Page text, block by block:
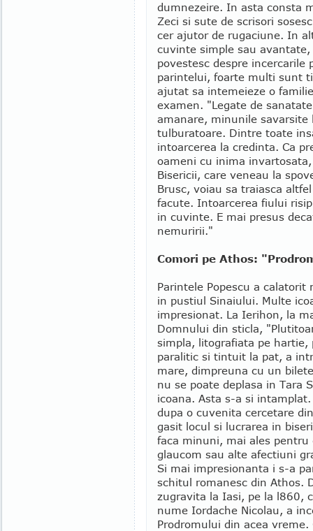
dumnezeire. In asta consta
Zeci si sute de scrisori
cer ajutor de rugaciune. In
cuvinte simple sau
povestesc despre
parintelui, foarte multi sunt
ajutat sa intemeieze o
examen. "Legate de
amanare, minunile savarsite
tulburatoare. Dintre toate
intoarcerea la credinta. Ca
oameni cu inima
Bisericii, care veneau la
Brusc, voiau sa traiasca
facute. Intoarcerea fiului
in cuvinte. E mai presus
nemuririi."
Comori pe Athos:
Parintele Popescu a
in pustiul Sinaiului. Multe
impresionat. La Ierihon, la
Domnului din sticla,
simpla, litografiata pe hartie,
paralitic si tintuit la pat, a
mare, dimpreuna cu un
nu se poate deplasa in Tara
icoana. Asta s-a si
dupa o cuvenita cercetare
gasit locul si lucrarea in
faca minuni, mai ales pentru
glaucom sau alte afectiuni
Si mai impresionanta i s-a
schitul romanesc din Athos.
zugravita la Iasi, pe la l860,
nume Iordache Nicolau, a
Prodromului din acea